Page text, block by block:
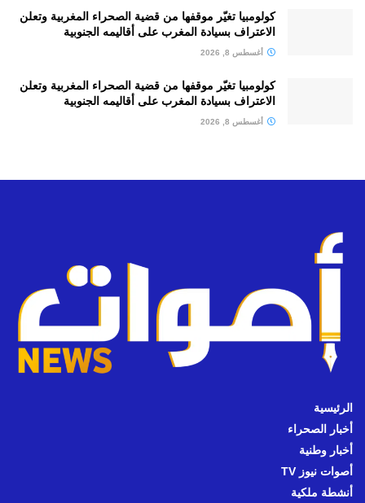
كولومبيا تغيّر موقفها من قضية الصحراء المغربية وتعلن
الاعتراف بسيادة المغرب على أقاليمه الجنوبية
أغسطس 8, 2026
كولومبيا تغيّر موقفها من قضية الصحراء المغربية وتعلن
الاعتراف بسيادة المغرب على أقاليمه الجنوبية
أغسطس 8, 2026
الرئيسية
أخبار الصحراء
أخبار وطنية
أصوات نيوز TV
أنشطة ملكية